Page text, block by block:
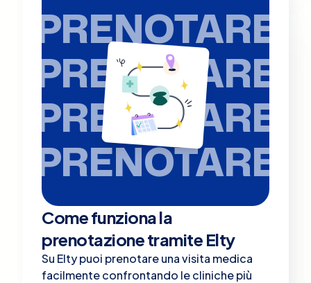
PRENOTARE
PRENOTARE
PRENOTARE
PRENOTARE
Come funziona la
prenotazione tramite Elty
Su Elty puoi prenotare una visita medica
facilmente confrontando le cliniche più